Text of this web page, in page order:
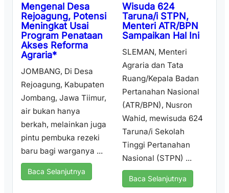
Mengenal Desa
Rejoagung, Potensi
Meningkat Usai
Program Penataan
Akses Reforma
Agraria*
JOMBANG, Di Desa
Rejoagung, Kabupaten
Jombang, Jawa Tiimur,
air bukan hanya
berkah, melainkan juga
pintu pembuka rezeki
baru bagi warganya ...
Baca Selanjutnya
Wisuda 624
Taruna/i STPN,
Menteri ATR/BPN
Sampaikan Hal Ini
SLEMAN, Menteri
Agraria dan Tata
Ruang/Kepala Badan
Pertanahan Nasional
(ATR/BPN), Nusron
Wahid, mewisuda 624
Taruna/i Sekolah
Tinggi Pertanahan
Nasional (STPN) ...
Baca Selanjutnya